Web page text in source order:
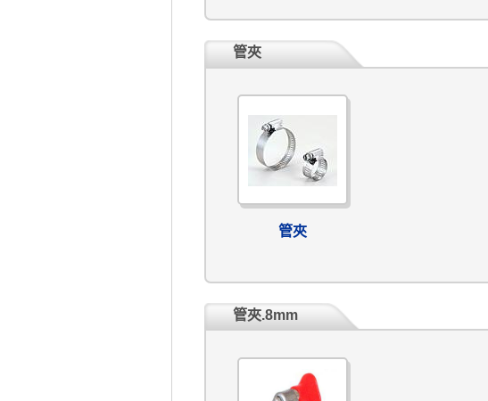
管夾
管夾
管夾.8mm